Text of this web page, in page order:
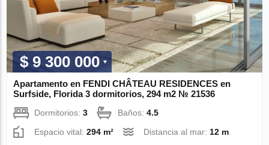
$ 9 300 000
Apartamento en FENDI CHÂTEAU RESIDENCES en
Surfside, Florida 3 dormitorios, 294 m2 № 21536
Dormitorios:3 Baños:4.5
Espacio vital:294 m² Distancia al mar: 12 m